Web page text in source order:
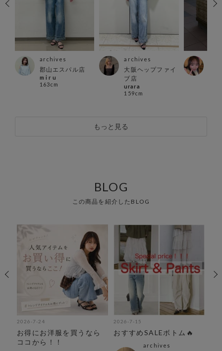
archives
郡山エスパル店
m i r u
163cm
archives
大阪ヘップファイ
ブ店
urara
159cm
もっと見る
BLOG
この商品を紹介したBLOG
2026-7-24
お得にお洋服を買うなら
ココから！！
2026-7-15
おすすめSALEボトム🔥
archives